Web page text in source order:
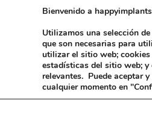
GENERAL
CERÁMICA PARA METAL
CERÁMICA PARA TITANIO
CERÁMICA PARA ALÚMINA Y ZR
Bienvenido a
Utilizamos una selección
que son necesarias para
utilizar el sitio web; cookies
estadísticas del sitio web;
relevantes. Puede aceptar
cualquier momento en